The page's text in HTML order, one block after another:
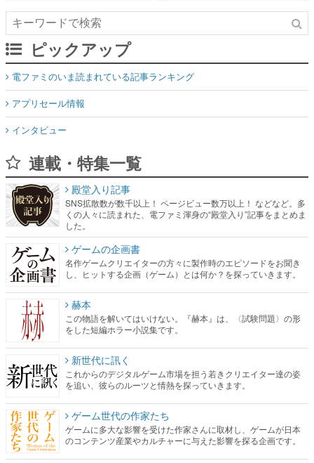
ピックアップ
電ファミのいま読まれている記事ランキング
アプリセール情報
インタビュー
連載・特集一覧
殿堂入り記事
SNS拡散数が数千以上！ ページビュー数万以上！ などなど。多
くの人々に読まれた、電ファミ渾身の“殿堂入り”記事をまとめま
した。
ゲームの企画書
名作ゲームクリエイターの方々に製作時のエピソードをお聞き
し、ヒットする企画（ゲーム）とは何か？を探っていきます。
赫本
この物語を解いてはいけない。『赫本』は、〈試験問題〉の形
をした短編ホラー小説集です。
新世代に訊く
これからのデジタルゲーム市場を担う若きクリエイター達の姿
を追い、彼らのルーツと情熱を探っていきます。
ゲーム世代の作家たち
ゲームに多大な影響を受けた作家さんに取材し、ゲームが日本
のコンテンツ産業やカルチャーに与えた影響を探る企画です。